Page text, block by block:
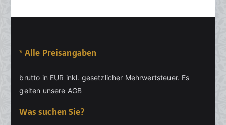
* Alle Preisangaben
brutto in EUR inkl. gesetzlicher Mehrwertsteuer. Es
gelten unsere AGB
Was suchen Sie?